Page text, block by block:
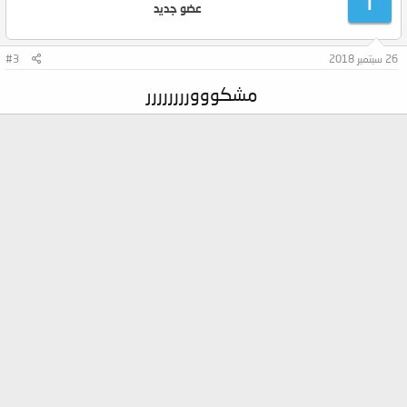
عضو جديد
26 سبتمبر 2018 #3
مشكووورررررررر